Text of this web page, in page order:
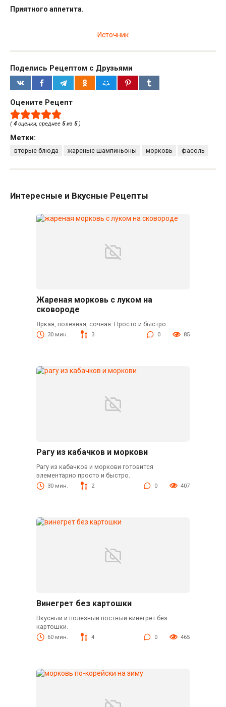
Приятного аппетита.
Источник
Поделись Рецептом с Друзьями
Оцените Рецепт
( 4 оценки, среднее 5из 5)
Метки:
вторые блюда жареные шампиньоны морковь фасоль
Интересные и Вкусные Рецепты
Жареная морковь с луком на
сковороде
Яркая, полезная, сочная. Просто и быстро.
30 мин. 3 0 85
Рагу из кабачков и моркови
Рагу из кабачков и моркови готовится
элементарно просто и быстро.
30 мин. 2 0 407
Винегрет без картошки
Вкусный и полезный постный винегрет без
картошки.
60 мин. 4 0 465